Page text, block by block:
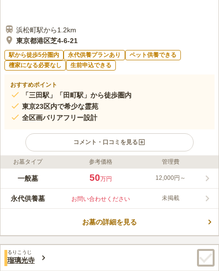
浜松町駅から1.2km
東京都港区芝4-6-21
駅から徒歩5分圏内 永代供養プランあり
ペット供養できる
檀家になる必要なし
生前申込できる
おすすめポイント
「三田駅」「田町駅」から徒歩圏内
東京23区内で希少な霊苑
全区画バリアフリー設計
コメント・口コミを見る
ライフドット編集部のコメント
最寄の「三田駅」・「田町駅」から徒歩５分以内と、アクセス抜
で電車でも車でもアクセス至便です。園内は、日当たりや水はけ
も良く、バリアフリー設計のため車椅子やお子様連れの方でも安
も安心してご利用頂けます。ペット埋葬もありさまざなプランが
みんなの評価
3.4 口コミ2件
40代女性
食事や休憩のできる店舗も近隣にあるので、お墓詣りに行った時
に利用できてとても便利であると感じています。落ち着いた雰囲気のある
街並みなのも気に入っています。
お墓タイプ 参考価格 管理費
一般墓 50万円 12,000円～
永代供養墓 お問い合わせください 未掲載
お墓の詳細を見る
るりこうじ
瑠璃光寺